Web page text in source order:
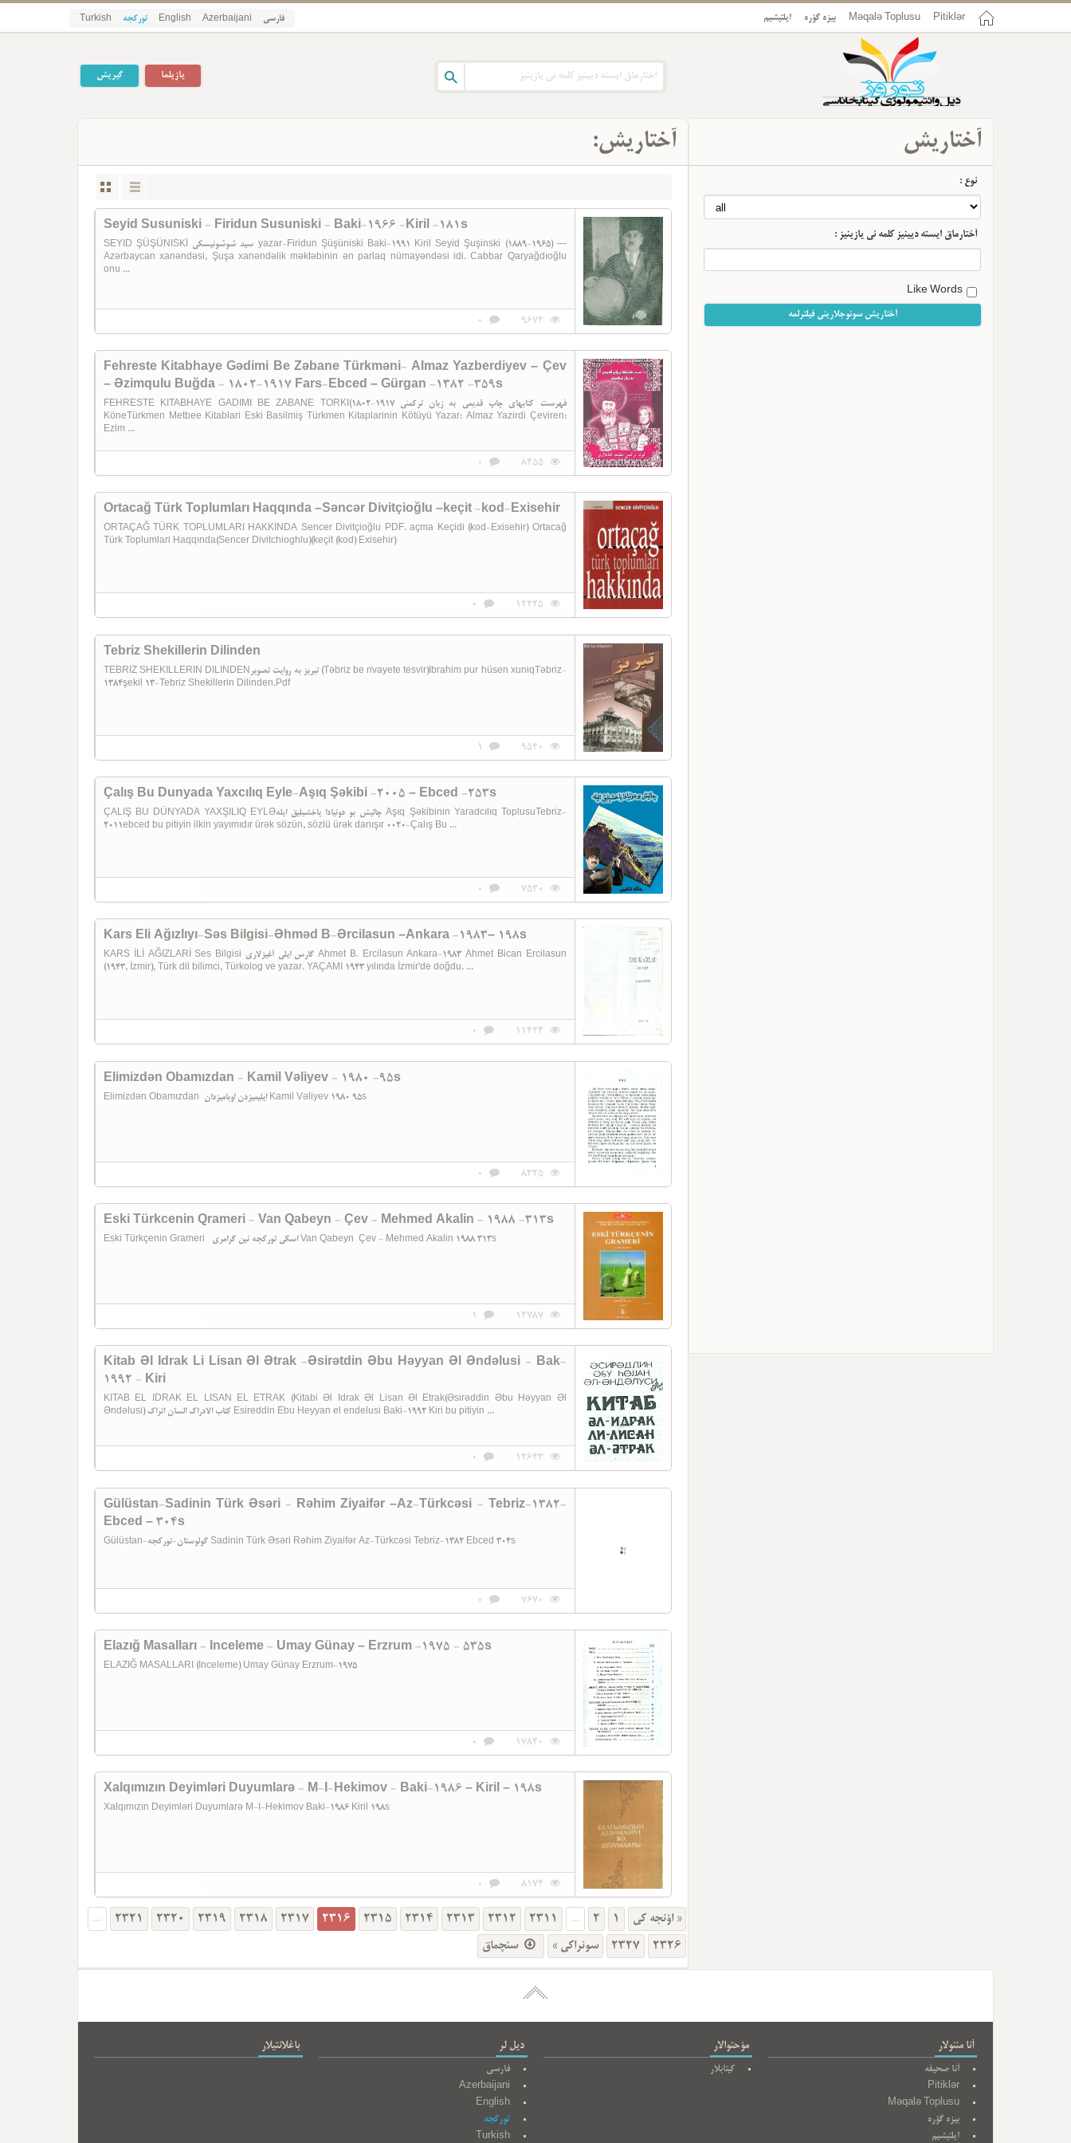
Pitiklər
Məqalə Toplusu بیزه گؤره ایلتیشیم فارسی Azerbaijani
English تورکجه Turkish
گیریش یازیلما
آختاریش:
Seyid Susuniski - Firidun Susuniski - Baki-1966 -Kiril -181s
SEYID ŞÜŞÜNISKİ سید شوشونیسکی yazar-Firidun Şüşüniski Baki-1991 Kiril Seyid Şuşinski (1889-1965) —
Azərbaycan xanəndəsi, Şuşa xanəndəlik məktəbinin ən parlaq nümayəndəsi idi. Cabbar Qaryağdıoğlu
onu ...
9674
0
Fehreste Kitabhaye Gədimi Be Zəbane Türkməni- Almaz Yazberdiyev – Çev
– Əzimqulu Buğda - 1802-1917 Fars-Ebced – Gürgan -1382 -359s
FEHRESTE KITABHAYE GADIMI BE ZABANE TORKI(1802-1917 فهرست کتابهای چاپ قدیمی به زبان ترکمنی
KöneTürkmen Metbee Kitablari Eski Basilmiş Türkmen Kitaplarinin Kötüyü Yazar: Almaz Yazirdi Çeviren:
Ezim ...
8455
0
Ortacağ Türk Toplumları Haqqında –Səncər Divitçioğlu –keçit -kod-Exisehir
ORTAÇAĞ TÜRK TOPLUMLARI HAKKINDA Sencer Divitçioğlu PDF. açma Keçidi (kod-Exisehir) Ortacağ
Türk Toplumlari Haqqında(Sencer Divitchioghlu)(keçit (kod) Exisehir)
12225
0
Tebriz Shekillerin Dilinden
TEBRIZ SHEKILLERIN DILINDENتبریز به روایت تصویر (Təbriz be rivayete tesvir)Ibrahim pur hüsen xuniqTəbriz-
1384şekil 13-Tebriz Shekillerin Dilinden.Pdf
9540
1
Çalış Bu Dunyada Yaxcılıq Eyle-Aşıq Şəkibi -2005 – Ebced -253s
ÇALIŞ BU DÜNYADA YAXŞILIQ EYLƏچالیش بو دونیادا یاخشیلیق ایله Aşıq Şəkibinin Yaradcılıq ToplusuTebriz-
2011ebced bu pitiyin ilkin yayımıdır ürək sözün, sözlü ürək danışır 0020-Çalış Bu ...
7530
0
Kars Eli Ağızlıyı-Səs Bilgisi-Əhməd B-Ərcilasun –Ankara -1983– 198s
KARS İLİ AĞIZLARİ Ses Bilgisi گارس ایلی آغیزلاری Ahmet B. Ercilasun Ankara-1983 Ahmet Bican Ercilasun
(1943, İzmir), Türk dil bilimci, Türkolog ve yazar. YAÇAMI 1943 yılında İzmir'de doğdu. ...
11424
0
Elimizdən Obamızdan - Kamil Vəliyev - 1980 -95s
Elimizdən Obamızdan ایلیمیزدن اوبامیزدان Kamil Vəliyev 1980 95s
8325
0
Eski Türkcenin Qrameri - Van Qabeyn - Çev - Mehmed Akalin - 1988 -313s
Eski Türkçenin Grameri اسکی تورکجه نین گرامری Van Qabeyn Çev - Mehmed Akalin 1988 313s
12787
1
Kitab Əl Idrak Li Lisan Əl Ətrak -Əsirətdin Əbu Həyyan Əl Əndəlusi - Bak-
1992 - Kiri
KITAB EL IDRAK EL LISAN EL ETRAK (Kitabi Əl Idrak Əl Lisan Əl Etrak(Əsirəddin Əbu Həyyan Əl
Əndəlusi) کتاب الادراک السان اتراک Esireddin Ebu Heyyan el endelusi Baki-1992 Kiri bu pitiyin ...
12643
0
Gülüstan-Sadinin Türk Əsəri - Rəhim Ziyaifər –Az-Türkcəsi - Tebriz-1382-
Ebced – 304s
Gülüstan-گولوستان-تورکجه Sadinin Türk Əsəri Rəhim Ziyaifər Az-Türkcəsi Tebriz-1382 Ebced 304s
7670
0
Elazığ Masalları - Inceleme - Umay Günay – Erzrum -1975 - 535s
ELAZIĞ MASALLARI (Inceleme) Umay Günay Erzrum-1975
17840
0
Xalqımızın Deyimləri Duyumlarə - M-I-Hekimov - Baki-1986 – Kiril – 198s
Xalqımızın Deyimləri Duyumlarə M-I-Hekimov Baki-1986 Kiril 198s
8174
0
« اؤنجه کی 1
2
...
2311
2312
2313
2314
2315
2316
2317
2318
2319
2320
2321
...
2326
2327 سونراکی » سئچماق
آختاریش
نوع :
آختارماق ایسته دیینیز کلمه نی یازینیز :
Like Words
باغلانتیلار دیل لر
فارسی
Azerbaijani
English
تورکجه
Turkish
مؤحتوالار
کیتابلار
آنا مئنولار
آنا صحیفه
Pitiklər
Məqalə Toplusu
بیزه گؤره
ایلتیشیم